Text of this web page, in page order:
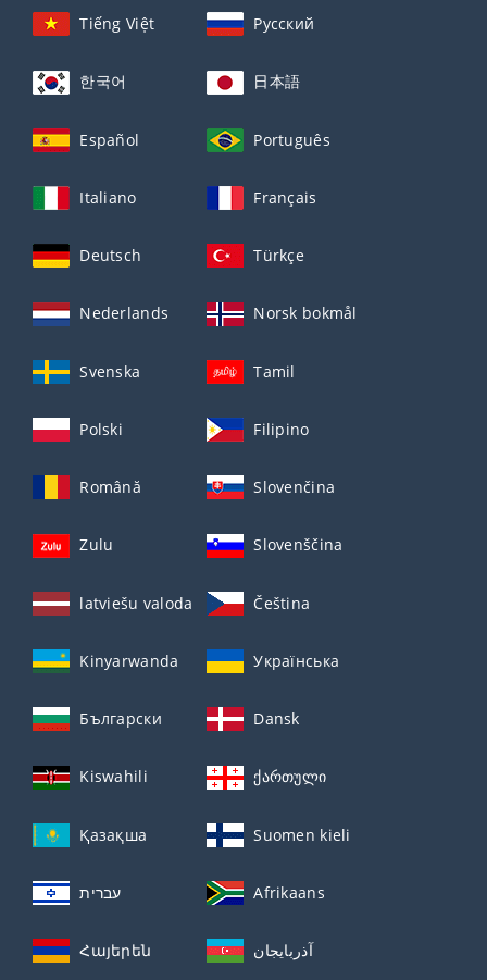
Tiếng Việt Русский
한국어 日本語
Español Português
Italiano Français
Deutsch Türkçe
Nederlands Norsk bokmål
Svenska Tamil
Polski Filipino
Română Slovenčina
Zulu Slovenščina
latviešu valoda Čeština
Kinyarwanda Українська
Български Dansk
Kiswahili ქართული
Қазақша Suomen kieli
עברית Afrikaans
Հայերեն آذربايجان